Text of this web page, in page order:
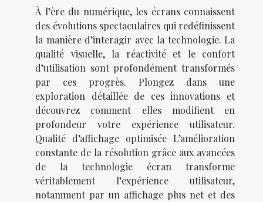
À l’ère du numérique, les écrans connaissent
des évolutions spectaculaires qui redéfinissent
la manière d’interagir avec la technologie. La
qualité visuelle, la réactivité et le confort
d’utilisation sont profondément transformés
par ces progrès. Plongez dans une
exploration détaillée de ces innovations et
découvrez comment elles modifient en
profondeur votre expérience utilisateur.
Qualité d’affichage optimisée L’amélioration
constante de la résolution grâce aux avancées
de la technologie écran transforme
véritablement l’expérience utilisateur,
notamment par un affichage plus net et des